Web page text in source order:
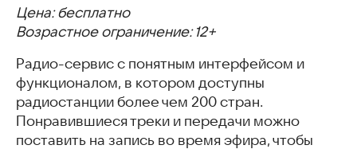
Цена: бесплатно
Возрастное ограничение: 12+
Радио-сервис с понятным интерфейсом и
функционалом, в котором доступны
радиостанции более чем 200 стран.
Понравившиеся треки и передачи можно
поставить на запись во время эфира, чтобы